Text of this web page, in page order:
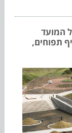
המועד
תפוחים,